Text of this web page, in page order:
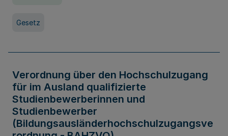
Gesetz
Verordnung über den Hochschulzugang
für im Ausland qualifizierte
Studienbewerberinnen und
Studienbewerber
(Bildungsausländerhochschulzugangsve